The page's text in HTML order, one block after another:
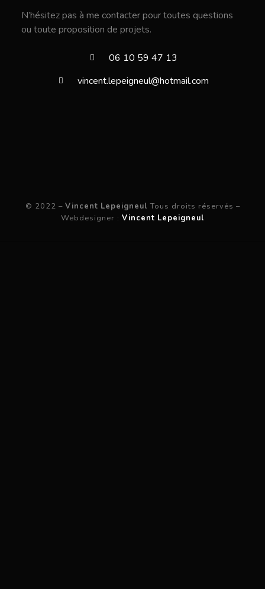
N’hésitez pas à me contacter pour toutes questions
ou toute proposition de projets.
06 10 59 47 13
vincent.lepeigneul@hotmail.com
© 2022 – Vincent Lepeigneul Tous droits réservés –
Webdesigner : Vincent Lepeigneul